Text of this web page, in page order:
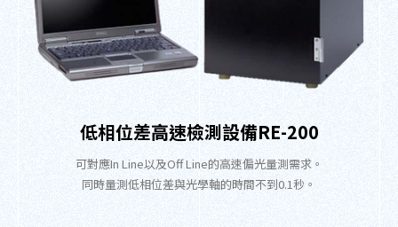
低相位差高速檢測設備RE-200
可對應In Line以及Off Line的高速偏光量測需求。
同時量測低相位差與光學軸的時間不到0.1秒。